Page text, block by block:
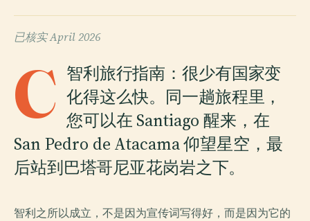
已核实April 2026
C 智利旅行指南：很少有国家变
化得这么快。同一趟旅程里，
您可以在 Santiago 醒来，在
San Pedro de Atacama 仰望星空，最
后站到巴塔哥尼亚花岗岩之下。
智利之所以成立，不是因为宣传词写得好，而是因为它的